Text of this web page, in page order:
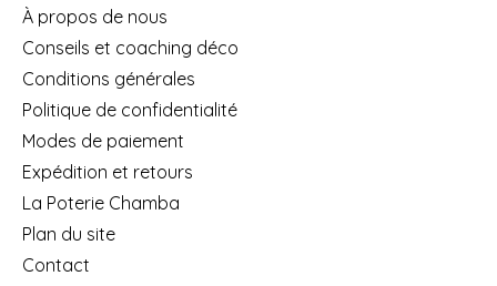
À propos de nous
Conseils et coaching déco
Conditions générales
Politique de confidentialité
Modes de paiement
Expédition et retours
La Poterie Chamba
Plan du site
Contact